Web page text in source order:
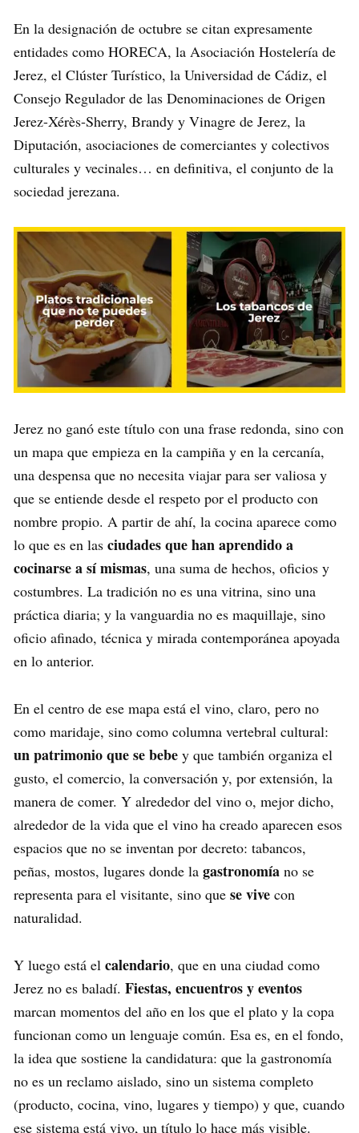
En la designación de octubre se citan expresamente
entidades como HORECA, la Asociación Hostelería de
Jerez, el Clúster Turístico, la Universidad de Cádiz, el
Consejo Regulador de las Denominaciones de Origen
Jerez-Xérès-Sherry, Brandy y Vinagre de Jerez, la
Diputación, asociaciones de comerciantes y colectivos
culturales y vecinales… en definitiva, el conjunto de la
sociedad jerezana.
Jerez no ganó este título con una frase redonda, sino con
un mapa que empieza en la campiña y en la cercanía,
una despensa que no necesita viajar para ser valiosa y
que se entiende desde el respeto por el producto con
nombre propio. A partir de ahí, la cocina aparece como
lo que es en las ciudades que han aprendido a
cocinarse a sí mismas, una suma de hechos, oficios y
costumbres. La tradición no es una vitrina, sino una
práctica diaria; y la vanguardia no es maquillaje, sino
oficio afinado, técnica y mirada contemporánea apoyada
en lo anterior.
En el centro de ese mapa está el vino, claro, pero no
como maridaje, sino como columna vertebral cultural:
un patrimonio que se bebe y que también organiza el
gusto, el comercio, la conversación y, por extensión, la
manera de comer. Y alrededor del vino o, mejor dicho,
alrededor de la vida que el vino ha creado aparecen esos
espacios que no se inventan por decreto: tabancos,
peñas, mostos, lugares donde la gastronomía no se
representa para el visitante, sino que se vive con
naturalidad.
Y luego está el calendario, que en una ciudad como
Jerez no es baladí. Fiestas, encuentros y eventos
marcan momentos del año en los que el plato y la copa
funcionan como un lenguaje común. Esa es, en el fondo,
la idea que sostiene la candidatura: que la gastronomía
no es un reclamo aislado, sino un sistema completo
(producto, cocina, vino, lugares y tiempo) y que, cuando
ese sistema está vivo, un título lo hace más visible.